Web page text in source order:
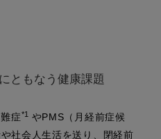
ともなう健康課題
症*1 やPMS（月経前症候
社会人生活を送り、閉経前